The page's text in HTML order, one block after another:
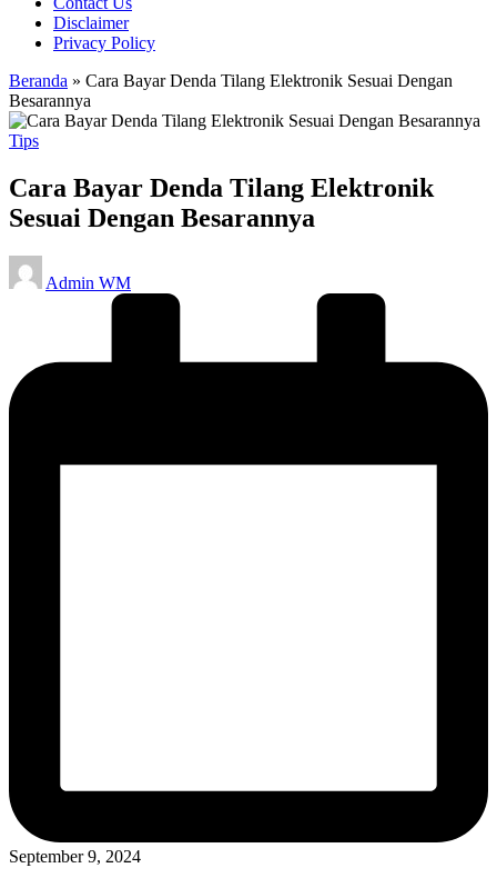
Disclaimer
Privacy Policy
Beranda » Cara Bayar Denda Tilang Elektronik Sesuai Dengan
Besarannya
Posted
Tips
Cara Bayar Denda Tilang Elektronik
Sesuai Dengan Besarannya
Posted
by
Admin WM
September 9, 2024